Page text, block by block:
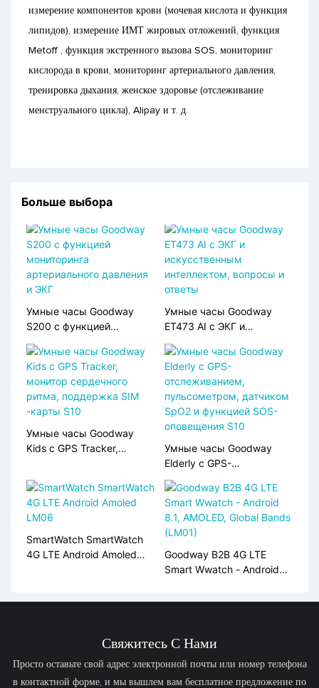
измерение компонентов крови (мочевая кислота и функция
липидов), измерение ИМТ жировых отложений, функция
Metoff , функция экстренного вызова SOS, мониторинг
кислорода в крови, мониторинг артериального давления,
тренировка дыхания, женское здоровье (отслеживание
менструального цикла), Alipay и т. д.
Больше выбора
Умные часы Goodway
S200 с функцией
мониторинга
артериального давления
и ЭКГ
Умные часы Goodway
ET473 AI с ЭКГ и
искусственным
интеллектом, вопросы и
ответы
Умные часы Goodway
Kids с GPS Tracker,
ритма, поддержка SIM
-карты S10
Умные часы Goodway
Elderly с GPS-
отслеживанием,
пульсометром, датчиком
SpO2 и функцией SOS-
оповещения S10
SmartWatch SmartWatch
4G LTE Android Amoled
Goodway B2B 4G LTE
Smart Wwatch - Android
(LM01)
Свяжитесь С Нами
Просто оставьте свой адрес электронной почты или номер телефона
в контактной форме, и мы вышлем вам бесплатное предложение по